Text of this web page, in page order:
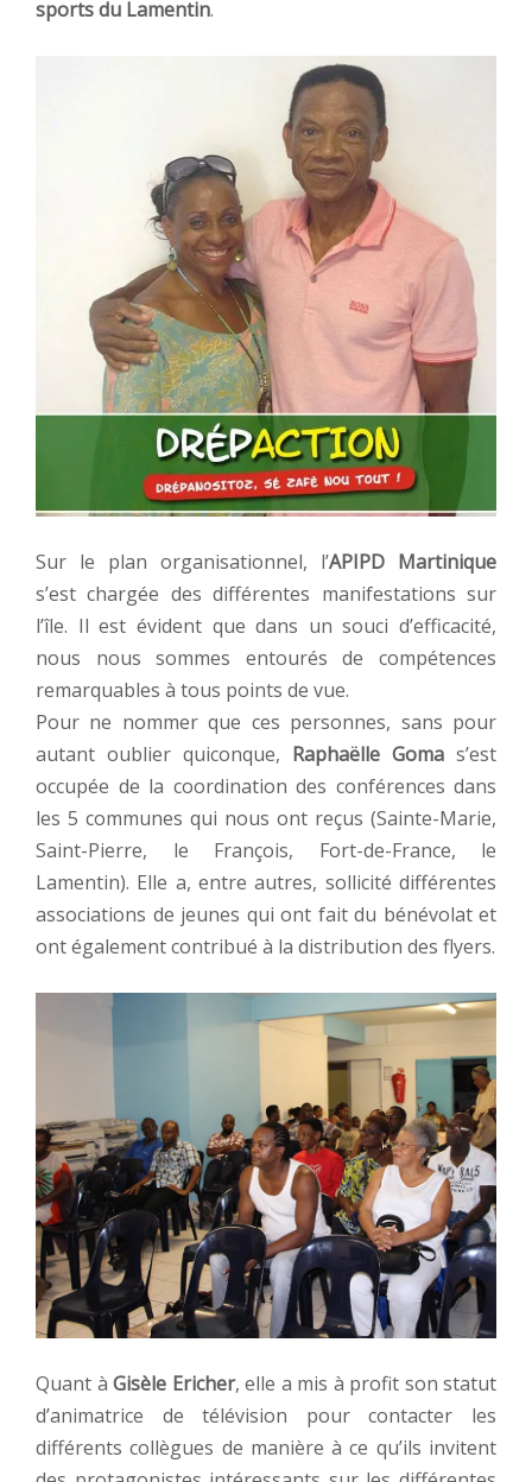
sports du Lamentin.
Sur le plan organisationnel, l’APIPD Martinique
s’est chargée des différentes manifestations sur
l’île. Il est évident que dans un souci d’efficacité,
nous nous sommes entourés de compétences
remarquables à tous points de vue.
Pour ne nommer que ces personnes, sans pour
autant oublier quiconque, Raphaëlle Goma s’est
occupée de la coordination des conférences dans
les 5 communes qui nous ont reçus (Sainte-Marie,
Saint-Pierre, le François, Fort-de-France, le
Lamentin). Elle a, entre autres, sollicité différentes
associations de jeunes qui ont fait du bénévolat et
ont également contribué à la distribution des flyers.
Quant à Gisèle Ericher, elle a mis à profit son statut
d’animatrice de télévision pour contacter les
différents collègues de manière à ce qu’ils invitent